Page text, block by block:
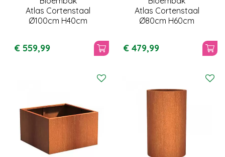
Atlas Cortenstaal
Ø100cm H40cm
€ 559,99
Atlas Cortenstaal
Ø80cm H60cm
€ 479,99